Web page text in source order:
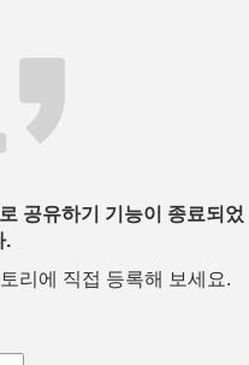
공유하기 기능이 종료되었
.
리에 직접 등록해 보세요.